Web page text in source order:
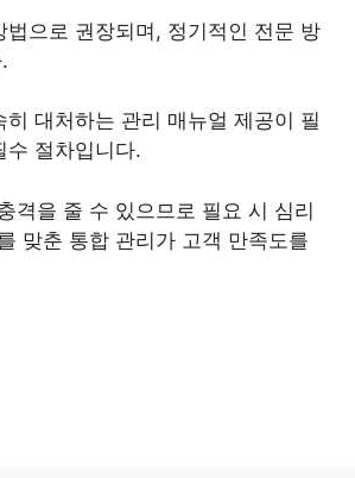
으로 권장되며, 정기적인 전문 방
대처하는 관리 매뉴얼 제공이 필
수 절차입니다.
격을 줄 수 있으므로 필요 시 심리
맞춘 통합 관리가 고객 만족도를